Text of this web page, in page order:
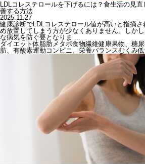
LDLコレステロールを下げるには？食生活の見
善する方法
2025.11.27
健康診断でLDLコレステロール値が高いと指摘
め放置してしまう方が少なくありません。しか
な病気を防ぐ要となりま ...
ダイエット体脂肪メタボ食物繊維健康果物、糖
肪、有酸素運動コンビニ、栄養バランスむくみ